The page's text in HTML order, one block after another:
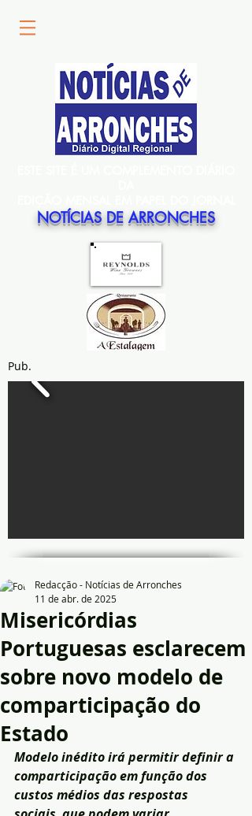
NOTÍCIAS DE ARRONCHES
Pub.
Misericórdias
Portuguesas esclarecem
sobre novo modelo de
comparticipação do
Estado
Redacção - Notícias de Arronches
11 de abr. de 2025
Modelo inédito irá permitir definir a
comparticipação em função dos
custos médios das respostas